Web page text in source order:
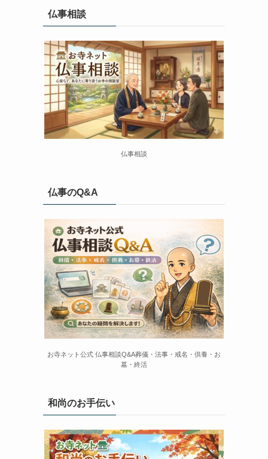
仏事相談
仏事相談
仏事のQ&A
お寺ネット公式 仏事相談Q&A葬儀・法事・戒名・供養・お
墓・終活
和尚のお手伝い